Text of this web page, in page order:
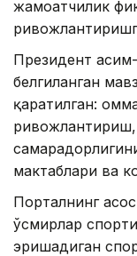
жамоатчилик
Президент
белгиланган
қаратилган:
мактаблари ва
Порталнинг
ўсмирлар
эришадиган